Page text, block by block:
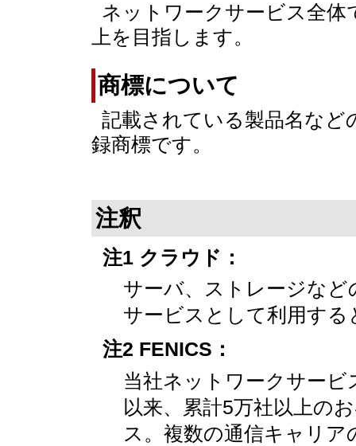
ネットワークサービス全体
上を目指します。
商標について
記載されている製品名など
録商標です。
注釈
注1 クラウド：
サーバ、ストレージな
サービスとして利用する
注2 FENICS：
当社ネットワークサー
以来、累計5万社以上の
ス。複数の通信キャリ